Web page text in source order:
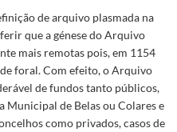
de arquivo plasmada na
que a génese do Arquivo
mais remotas pois, em 1154
foral. Com efeito, o Arquivo
de fundos tanto públicos,
Municipal de Belas ou Colares e
como privados, casos de